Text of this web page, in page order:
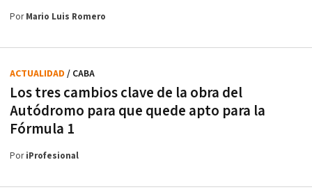
PorMario Luis Romero
Los tres cambios clave de la obra del
Autódromo para que quede apto para la
Fórmula 1
ACTUALIDAD / CABA
PoriProfesional